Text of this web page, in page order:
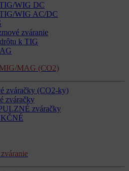
WIG DC
WIG AC/DC
zváranie
k TIG
MAG (CO2)
zváračky (CO2-ky)
zváračky
zváračky